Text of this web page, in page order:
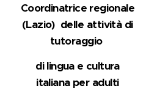
Coordinatrice regionale
(Lazio) delle attività di
tutoraggio
di lingua e cultura
italiana per adulti